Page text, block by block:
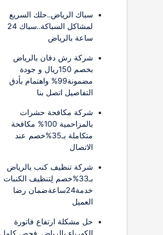
سباك الرياض..حلك السريع
لمشاكل السباكة..سباك 24
ساعة بالرياض
شركة رش دفان بالرياض
بخصم 150ريال و جودة
مضمونة99% واهتمام بأدق
التفاصيل اتصل بنا
شركة مكافحة حشرات
بالمزاحمية 100% مكافحة
متكاملة بـ35%خصم عند
الاتصال
شركة تنظيف كنب بالرياض
بـ33%خصم لِتنظيف الكنبات
خدمة24ساعةضمان رضا
العميل
حل مشكلة ارتفاع فاتورة
الكهرباء بالرياض..فحص كامل